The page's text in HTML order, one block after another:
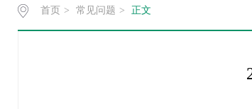
首页 > 常见问题 > 正文